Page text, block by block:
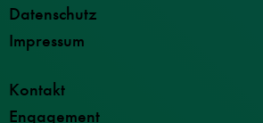
Datenschutz
Impressum
Kontakt
Engagement